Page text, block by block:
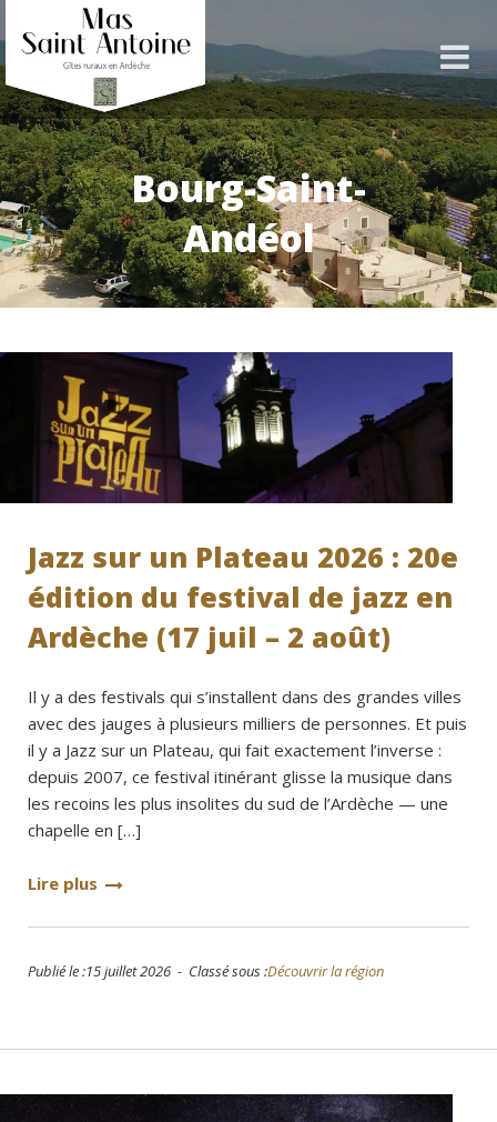
Bourg-Saint-
Andéol
Jazz sur un Plateau 2026 : 20e
édition du festival de jazz en
Ardèche (17 juil – 2 août)
Il y a des festivals qui s’installent dans des grandes villes
avec des jauges à plusieurs milliers de personnes. Et puis
il y a Jazz sur un Plateau, qui fait exactement l’inverse :
depuis 2007, ce festival itinérant glisse la musique dans
les recoins les plus insolites du sud de l’Ardèche — une
chapelle en […]
Lire plus
Publié le :15 juillet 2026 - Classé sous :Découvrir la région